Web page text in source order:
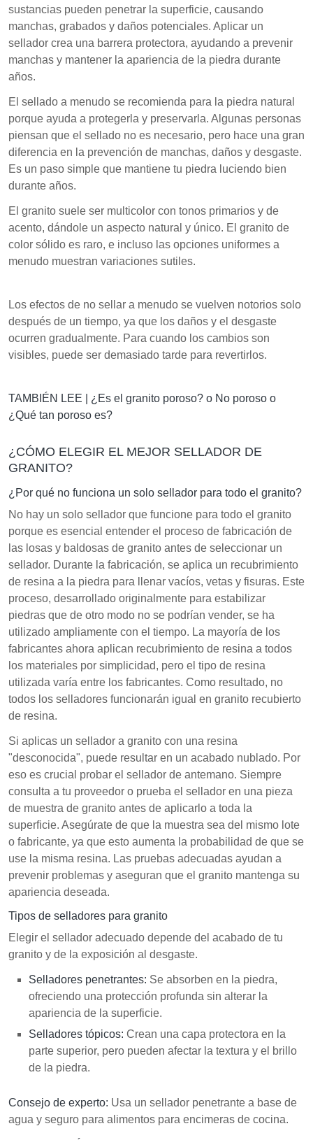
sustancias pueden penetrar la superficie, causando
manchas, grabados y daños potenciales. Aplicar un
sellador crea una barrera protectora, ayudando a prevenir
manchas y mantener la apariencia de la piedra durante
años.
El sellado a menudo se recomienda para la piedra natural
porque ayuda a protegerla y preservarla. Algunas personas
piensan que el sellado no es necesario, pero hace una gran
diferencia en la prevención de manchas, daños y desgaste.
Es un paso simple que mantiene tu piedra luciendo bien
durante años.
El granito suele ser multicolor con tonos primarios y de
acento, dándole un aspecto natural y único. El granito de
color sólido es raro, e incluso las opciones uniformes a
menudo muestran variaciones sutiles.
Los efectos de no sellar a menudo se vuelven notorios solo
después de un tiempo, ya que los daños y el desgaste
ocurren gradualmente. Para cuando los cambios son
visibles, puede ser demasiado tarde para revertirlos.
TAMBIÉN LEE | ¿Es el granito poroso? o No poroso o
¿Qué tan poroso es?
¿CÓMO ELEGIR EL MEJOR SELLADOR DE
GRANITO?
¿Por qué no funciona un solo sellador para todo el granito?
No hay un solo sellador que funcione para todo el granito
porque es esencial entender el proceso de fabricación de
las losas y baldosas de granito antes de seleccionar un
sellador. Durante la fabricación, se aplica un recubrimiento
de resina a la piedra para llenar vacíos, vetas y fisuras. Este
proceso, desarrollado originalmente para estabilizar
piedras que de otro modo no se podrían vender, se ha
utilizado ampliamente con el tiempo. La mayoría de los
fabricantes ahora aplican recubrimiento de resina a todos
los materiales por simplicidad, pero el tipo de resina
utilizada varía entre los fabricantes. Como resultado, no
todos los selladores funcionarán igual en granito recubierto
de resina.
Si aplicas un sellador a granito con una resina
"desconocida", puede resultar en un acabado nublado. Por
eso es crucial probar el sellador de antemano. Siempre
consulta a tu proveedor o prueba el sellador en una pieza
de muestra de granito antes de aplicarlo a toda la
superficie. Asegúrate de que la muestra sea del mismo lote
o fabricante, ya que esto aumenta la probabilidad de que se
use la misma resina. Las pruebas adecuadas ayudan a
prevenir problemas y aseguran que el granito mantenga su
apariencia deseada.
Tipos de selladores para granito
Elegir el sellador adecuado depende del acabado de tu
granito y de la exposición al desgaste.
Selladores penetrantes: Se absorben en la piedra,
ofreciendo una protección profunda sin alterar la
apariencia de la superficie.
Selladores tópicos: Crean una capa protectora en la
parte superior, pero pueden afectar la textura y el brillo
de la piedra.
Consejo de experto: Usa un sellador penetrante a base de
agua y seguro para alimentos para encimeras de cocina.